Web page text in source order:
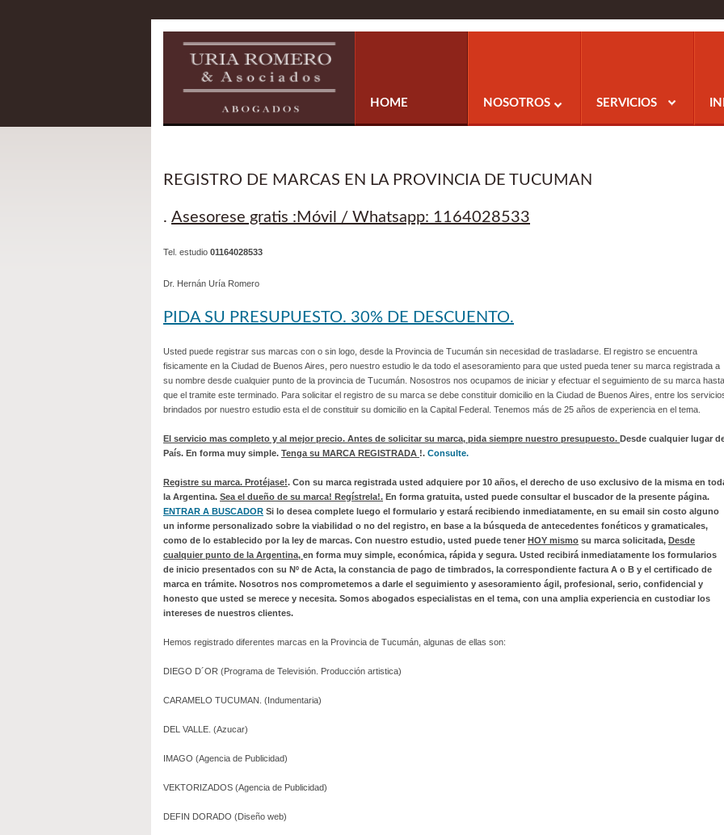
HOME NOSOTROS SERVICIOS
REGISTRO DE MARCAS EN LA PROVINCIA DE TUCUMAN
. Asesorese gratis :Móvil / Whatsapp: 1164028533
Tel. estudio 01164028533
Dr. Hernán Uría Romero
PIDA SU PRESUPUESTO. 30% DE DESCUENTO.
Usted puede registrar sus marcas con o sin logo, desde la Provincia de Tucumán sin necesidad de trasladarse. El registro se encuentra
fisicamente en la Ciudad de Buenos Aires, pero nuestro estudio le da todo el asesoramiento para que usted pueda tener su marca registrada a
su nombre desde cualquier punto de la provincia de Tucumán. Nosostros nos ocupamos de iniciar y efectuar el seguimiento de su marca hasta
que el tramite este terminado. Para solicitar el registro de su marca se debe constituir domicilio en la Ciudad de Buenos Aires, entre los
brindados por nuestro estudio esta el de constituir su domicilio en la Capital Federal. Tenemos más de 25 años de experiencia en el tema.
El servicio mas completo y al mejor precio. Antes de solicitar su marca, pida siempre nuestro presupuesto. Desde cualquier lugar
País. En forma muy simple. Tenga su MARCA REGISTRADA !. Consulte.
Registre su marca. Protéjase!. Con su marca registrada usted adquiere por 10 años, el derecho de uso exclusivo de la misma en
la Argentina. Sea el dueño de su marca! Regístrela!. En forma gratuita, usted puede consultar el buscador de la presente página.
ENTRAR A BUSCADOR Si lo desea complete luego el formulario y estará recibiendo inmediatamente, en su email sin costo alguno
un informe personalizado sobre la viabilidad o no del registro, en base a la búsqueda de antecedentes fonéticos y gramaticales,
como de lo establecido por la ley de marcas. Con nuestro estudio, usted puede tener HOY mismo su marca solicitada, Desde
cualquier punto de la Argentina, en forma muy simple, económica, rápida y segura. Usted recibirá inmediatamente los formularios
de inicio presentados con su Nº de Acta, la constancia de pago de timbrados, la correspondiente factura A o B y el certificado de
marca en trámite. Nosotros nos comprometemos a darle el seguimiento y asesoramiento ágil, profesional, serio, confidencial y
honesto que usted se merece y necesita. Somos abogados especialistas en el tema, con una amplia experiencia en custodiar los
intereses de nuestros clientes.
Hemos registrado diferentes marcas en la Provincia de Tucumán, algunas de ellas son:
DIEGO D´OR (Programa de Televisión. Producción artistica)
CARAMELO TUCUMAN. (Indumentaria)
DEL VALLE. (Azucar)
IMAGO (Agencia de Publicidad)
VEKTORIZADOS (Agencia de Publicidad)
DEFIN DORADO (Diseño web)